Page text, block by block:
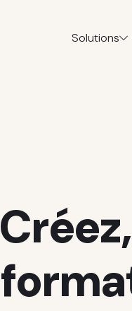
Solutions